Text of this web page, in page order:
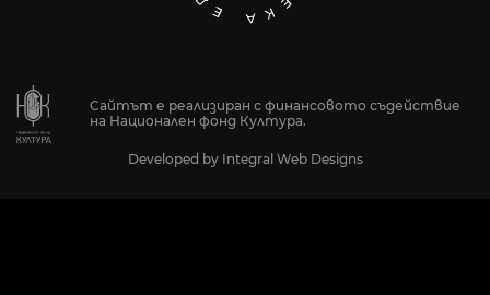
Сайтът е реализиран с финансовото съдействие
на Национален фонд Култура.
Developed by Integral Web Designs